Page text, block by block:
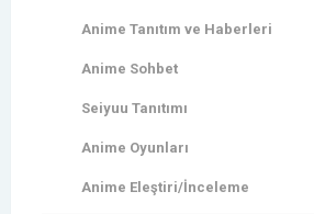
Anime Tanıtım ve Haberleri
Anime Sohbet
Seiyuu Tanıtımı
Anime Oyunları
Anime Eleştiri/İnceleme